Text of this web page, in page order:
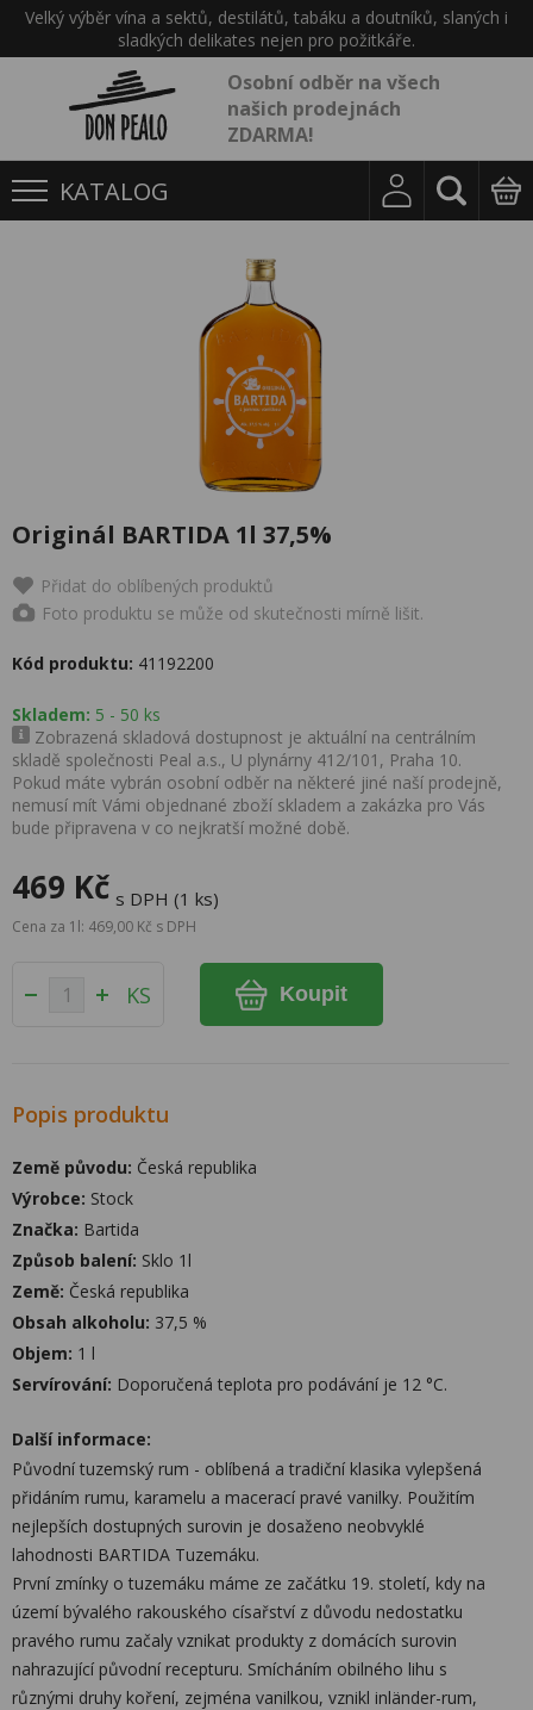
Velký výběr vína a sektů, destilátů, tabáku a doutníků, slaných i
sladkých delikates nejen pro požitkáře.
Osobní odběr na všech
našich prodejnách
ZDARMA!
KATALOG
Originál BARTIDA 1l 37,5%
Přidat do oblíbených produktů
Foto produktu se může od skutečnosti mírně lišit.
Kód produktu: 41192200
Skladem: 5 - 50 ks
Zobrazená skladová dostupnost je aktuální na centrálním
skladě společnosti Peal a.s., U plynárny 412/101, Praha 10.
Pokud máte vybrán osobní odběr na některé jiné naší prodejně,
nemusí mít Vámi objednané zboží skladem a zakázka pro Vás
bude připravena v co nejkratší možné době.
469 Kč s DPH (1 ks)
Cena za 1l: 469,00 Kč s DPH
KS Koupit
Popis produktu
Země původu: Česká republika
Výrobce: Stock
Značka: Bartida
Způsob balení: Sklo 1l
Země: Česká republika
Obsah alkoholu: 37,5 %
Objem: 1 l
Servírování: Doporučená teplota pro podávání je 12 °C.
Další informace:
Původní tuzemský rum - oblíbená a tradiční klasika vylepšená
přidáním rumu, karamelu a macerací pravé vanilky. Použitím
nejlepších dostupných surovin je dosaženo neobvyklé
lahodnosti BARTIDA Tuzemáku.
První zmínky o tuzemáku máme ze začátku 19. století, kdy na
území bývalého rakouského císařství z důvodu nedostatku
pravého rumu začaly vznikat produkty z domácích surovin
nahrazující původní recepturu. Smícháním obilného lihu s
různými druhy koření, zejména vanilkou, vznikl inländer-rum,